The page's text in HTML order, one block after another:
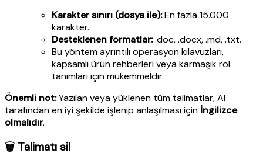
Karakter sınırı (dosya ile):En fazla 15.000
karakter.
Desteklenen formatlar:.doc, .docx, .md, .txt.
Bu yöntem ayrıntılı operasyon kılavuzları,
kapsamlı ürün rehberleri veya karmaşık rol
tanımları için mükemmeldir.
Önemli not:Yazılan veya yüklenen tüm talimatlar, AI
tarafından en iyi şekilde işlenip anlaşılması için İngilizce
olmalıdır.
🗑️ Talimatı sil